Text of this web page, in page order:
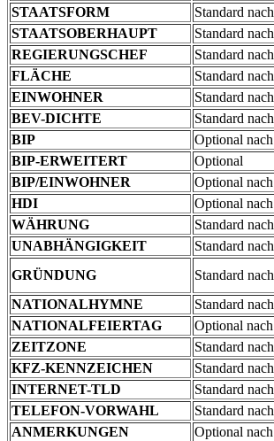
STAATSFORM
Standard nach
STAATSOBERHAUPT
Standard nach
REGIERUNGSCHEF
Standard nach
FLÄCHE
Standard nach
EINWOHNER
Standard nach
BEV-DICHTE
Standard nach
BIP
Optional nach
BIP-ERWEITERT
Optional
BIP/EINWOHNER
Optional nach
HDI
Optional nach
WÄHRUNG
Standard nach
UNABHÄNGIGKEIT
Standard nach
GRÜNDUNG
Standard nach
NATIONALHYMNE
Standard nach
NATIONALFEIERTAG
Optional nach
ZEITZONE
Standard nach
KFZ-KENNZEICHEN
Standard nach
INTERNET-TLD
Standard nach
TELEFON-VORWAHL
Standard nach
ANMERKUNGEN
Optional nach